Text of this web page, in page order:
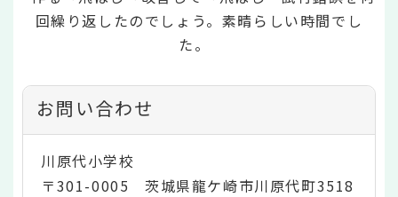
回繰り返したのでしょう。素晴らしい時間でし
た。
お問い合わせ
川原代小学校
〒301-0005 茨城県龍ケ崎市川原代町3518